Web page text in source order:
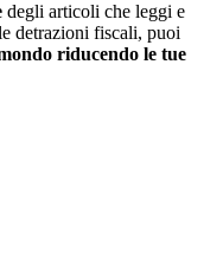
degli articoli che leggi e
detrazioni fiscali, puoi
riducendo le tue